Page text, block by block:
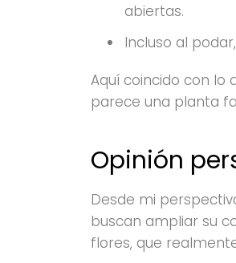
abiertas.
Incluso al
Aquí coincido con lo
parece una planta
Opinión
Desde mi
buscan ampliar su
flores, que